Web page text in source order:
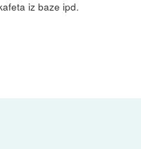
iz baze ipd.